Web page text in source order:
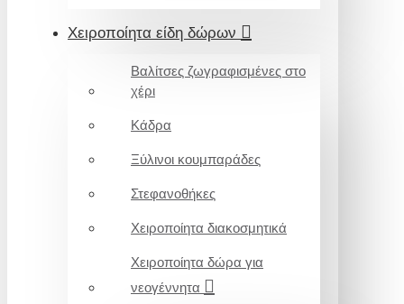
Χειροποίητα είδη δώρων
Βαλίτσες ζωγραφισμένες στο
χέρι
Κάδρα
Ξύλινοι κουμπαράδες
Στεφανοθήκες
Χειροποίητα διακοσμητικά
Χειροποίητα δώρα για
νεογέννητα